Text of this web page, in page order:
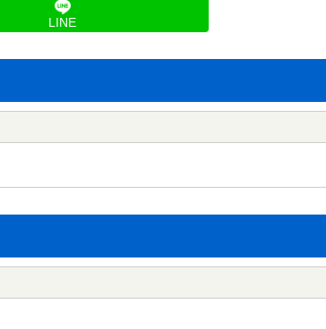
LINE